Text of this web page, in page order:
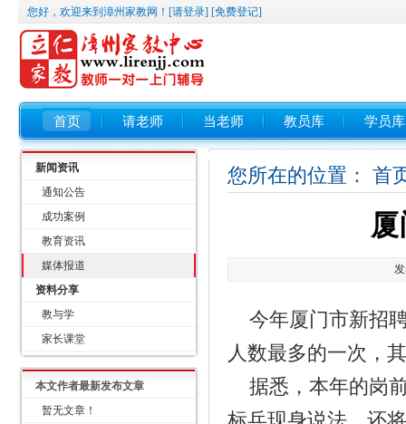
您好，欢迎来到漳州家教网！ [请登录] [免费登记]
首页 请老师 当老师 教员库 学员库
新闻资讯
通知公告
成功案例
教育资讯
媒体报道
资料分享
教与学
家长课堂
本文作者最新发布文章
暂无文章！
您所在的位置： 首
今年厦门市新招
人数最多的一次，
据悉，本年的岗